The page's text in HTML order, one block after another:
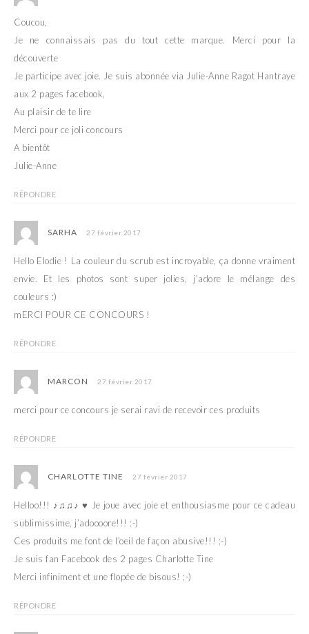
Coucou,
Je ne connaissais pas du tout cette marque. Merci pour la
découverte
Je participe avec joie. Je suis abonnée via Julie-Anne Ragot Hantraye
aux 2 pages facebook,
Au plaisir de te lire
Merci pour ce joli concours
A bientôt
Julie-Anne
RÉPONDRE
SARHA 27 février 2017
Hello Elodie ! La couleur du scrub est incroyable, ça donne vraiment
envie. Et les photos sont super jolies, j’adore le mélange des
couleurs :)
mERCI POUR CE CONCOURS !
RÉPONDRE
MARCON 27 février 2017
merci pour ce concours je serai ravi de recevoir ces produits
RÉPONDRE
CHARLOTTE TINE 27 février 2017
Helloo!!! ♪♫♫♪ ♥ Je joue avec joie et enthousiasme pour ce cadeau
sublimissime, j’adoooore!!! :-)
Ces produits me font de l’oeil de façon abusive!!! ;-)
Je suis fan Facebook des 2 pages Charlotte Tine
Merci infiniment et une flopée de bisous! ;-)
RÉPONDRE